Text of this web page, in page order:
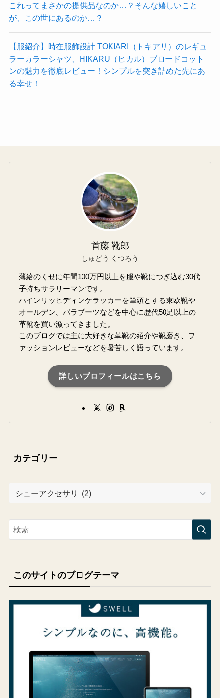
これってまさかの提供品なのか…？そんな嬉しいこと
が、この世にあるのか…？
【服紹介】時在服飾設計 TOKIARI（トキアリ）のレギュ
ラーカラーシャツ、HIKARU（ヒカル）ブロードコット
ンの魅力を徹底レビュー！シンプルを突き詰めた先にあ
る幸せ！
首藤 靴郎
しゅどう くつろう
薄給のくせに年間100万円以上を服や靴につぎ込む30代
子持ちサラリーマンです。
ハインリッヒディンケラッカーを筆頭とする東欧靴や
オールデン、パラブーツなどを中心に歴代50足以上の
革靴を買い漁ってきました。
このブログでは主に大好きな革靴の紹介や靴磨き、フ
ァッションレビューなどを暑苦しく語っています。
詳しいプロフィールはこちら
カテゴリー
リ
ー
このサイトのブログテーマ